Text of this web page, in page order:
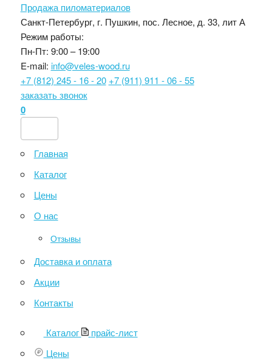
Продажа пиломатериалов
Санкт-Петербург, г. Пушкин, пос. Лесное, д. 33, лит А
Режим работы:
Пн-Пт: 9:00 – 19:00
E-mail: info@veles-wood.ru
+7 (812) 245 - 16 - 20 +7 (911) 911 - 06 - 55
заказать звонок
0
Главная
Каталог
Цены
О нас
Отзывы
Доставка и оплата
Акции
Контакты
Каталог
прайс-лист
Цены